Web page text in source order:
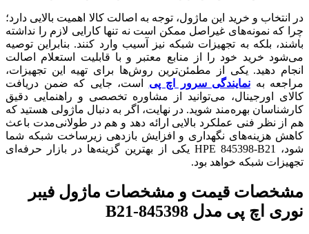
در انتخاب و خرید این ماژول، توجه به اصالت کالا اهمیت بالایی دارد؛
چرا که نمونه‌های غیراصل ممکن است نه تنها کارایی لازم را نداشته
باشند، بلکه به تجهیزات شبکه نیز آسیب وارد کنند. بنابراین توصیه
می‌شود خرید خود را از منابع معتبر و با قابلیت استعلام اصالت
انجام دهید. یکی از مطمئن‌ترین روش‌ها برای تهیه این تجهیزات،
مراجعه به نمایندگی سرور اچ پی است، جایی که ضمن دریافت
کالای اورجینال، می‌توانید از مشاوره تخصصی و راهنمایی دقیق
کارشناسان بهره‌مند شوید. در نهایت، اگر به دنبال ماژولی هستید که
هم از نظر فنی عملکرد بالایی ارائه دهد و هم در طولانی‌مدت باعث
کاهش هزینه‌های نگهداری و افزایش بازدهی زیرساخت شبکه شما
شود، HPE 845398-B21 یکی از بهترین گزینه‌ها در بازار حرفه‌ای
تجهیزات شبکه خواهد بود.
مشخصات قیمت و مشخصات ماژول فیبر
نوری اچ پی مدل 845398-B21